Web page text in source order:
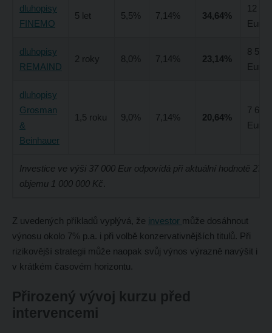
Investice ve výši 37 000 Eur odpovídá při aktuální hodnotě 27
objemu 1 000 000 Kč.
dluhopisy
FINEMO
5 let 5,5% 7,14% 34,64%
12
Eur
dluhopisy
REMAIND
2 roky 8,0% 7,14% 23,14%
8 562
Eur
dluhopisy
Grosman
&
Beinhauer
1,5 roku 9,0% 7,14% 20,64%
7 637
Eur
Z uvedených příkladů vyplývá, že investor může dosáhnout
výnosu okolo 7% p.a. i při volbě konzervativnějších titulů. Při
rizikovější strategii může naopak svůj výnos výrazně navýšit i
v krátkém časovém horizontu.
Přirozený vývoj kurzu před
intervencemi